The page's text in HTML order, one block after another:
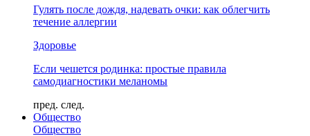
Гулять после дождя, надевать очки: как облегчить
течение аллергии
Здоровье
Если чешется родинка: простые правила
самодиагностики меланомы
пред. след.
Общество
Общество